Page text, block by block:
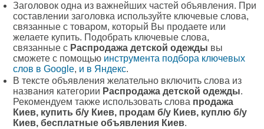
Заголовок одна из важнейших частей объявления. При
составлении заголовка используйте ключевые слова,
связанные с товаром, который Вы продаете или
желаете купить. Подобрать ключевые слова,
связанные с Распродажа детской одежды вы
сможете с помощью инструмента подбора ключевых
слов в Google, и в Яндекс.
В тексте объявления желательно включить слова из
названия категории Распродажа детской одежды.
Рекомендуем также использовать слова продажа
Киев, купить б/у Киев, продам б/у Киев, куплю б/у
Киев, бесплатные объявления Киев.